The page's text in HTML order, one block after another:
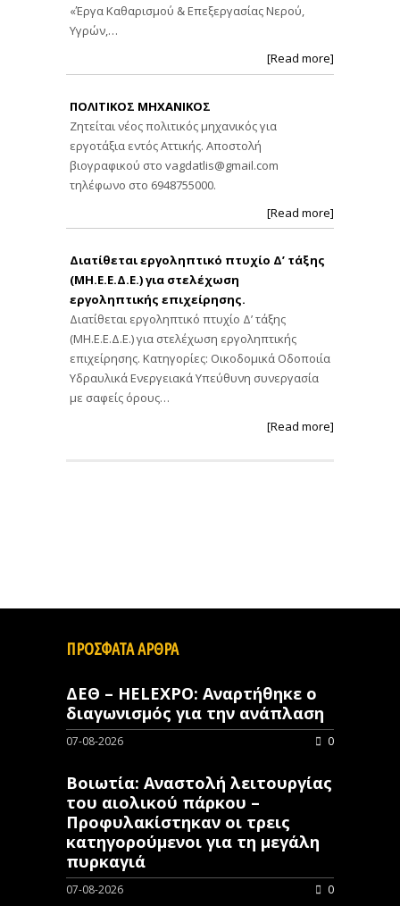
«Έργα Καθαρισμού & Επεξεργασίας Νερού,
Υγρών,…
[Read more]
ΠΟΛΙΤΙΚΟΣ ΜΗΧΑΝΙΚΟΣ
Ζητείται νέος πολιτικός μηχανικός για
εργοτάξια εντός Αττικής. Αποστολή
βιογραφικού στο vagdatlis@gmail.com
τηλέφωνο στο 6948755000.
[Read more]
Διατίθεται εργοληπτικό πτυχίο Δ’ τάξης
(ΜΗ.Ε.Ε.Δ.Ε.) για στελέχωση
εργοληπτικής επιχείρησης.
Διατίθεται εργοληπτικό πτυχίο Δ’ τάξης
(ΜΗ.Ε.Ε.Δ.Ε.) για στελέχωση εργοληπτικής
επιχείρησης. Κατηγορίες: Οικοδομικά Οδοποιία
Υδραυλικά Ενεργειακά Υπεύθυνη συνεργασία
με σαφείς όρους…
[Read more]
ΠΡΟΣΦΑΤΑ ΑΡΘΡΑ
ΔΕΘ – HELEXPO: Αναρτήθηκε ο
διαγωνισμός για την ανάπλαση
07-08-2026 0
Βοιωτία: Αναστολή λειτουργίας
του αιολικού πάρκου –
Προφυλακίστηκαν οι τρεις
κατηγορούμενοι για τη μεγάλη
πυρκαγιά
07-08-2026 0